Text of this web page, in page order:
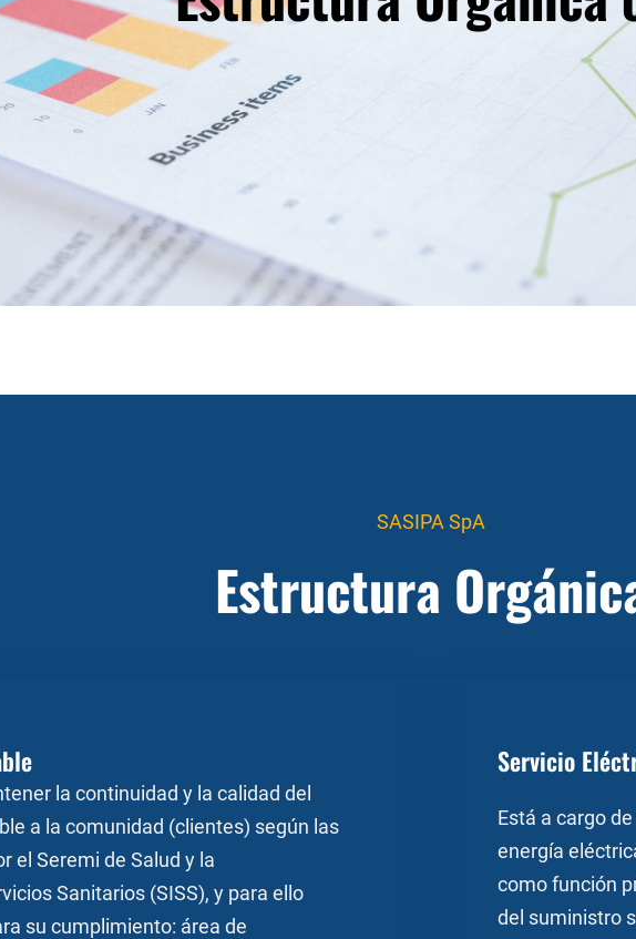
SASIPA SpA
Estructura
la continuidad y la calidad del
a la comunidad (clientes) según las
el Seremi de Salud y la
Sanitarios (SISS), y para ello
su cumplimiento: área de
Servicio
Está a cargo
energía
como función
del suministro